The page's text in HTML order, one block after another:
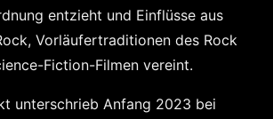
entzieht und Einflüsse aus
Vorläufertraditionen des Rock
Fiction-Filmen vereint.
unterschrieb Anfang 2023 bei